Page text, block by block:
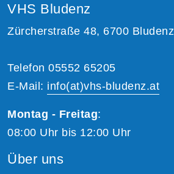
VHS Bludenz
Zürcherstraße 48, 6700 Bludenz
Telefon 05552 65205
E-Mail: info(at)vhs-bludenz.at
Montag - Freitag:
08:00 Uhr bis 12:00 Uhr
Über uns